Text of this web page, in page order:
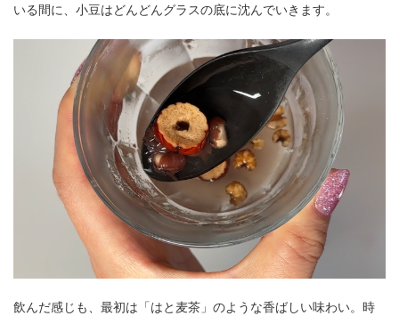
いる間に、小豆はどんどんグラスの底に沈んでいきます。
飲んだ感じも、最初は「はと麦茶」のような香ばしい味わい。時